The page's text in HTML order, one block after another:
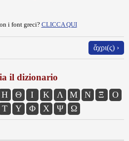
i font greci? CLICCA QUI
ἄχρι(ς) ›
il dizionario
Η Θ Ι Κ Λ Μ Ν Ξ
Ο
Τ Υ Φ Χ Ψ Ω